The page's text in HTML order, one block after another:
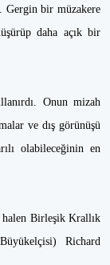
Gergin bir müzakere
daha açık bir
Onun mizah
ve dış görünüşü
olabileceğinin en
halen Birleşik Krallık
Richard